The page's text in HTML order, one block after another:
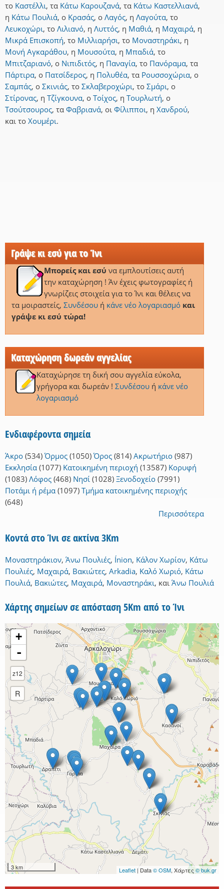
το Καστέλλι, τα Κάτω Καρουζανά, τα Κάτω Καστελλιανά,
η Κάτω Πουλιά, ο Κρασάς, ο Λαγός, η Λαγούτα, το
Λευκοχώρι, το Λιλιανό, η Λυττός, η Μαθιά, η Μαχαιρά, η
Μικρά Επισκοπή, το Μιλλιαρήσι, το Μοναστηράκι, η
Μονή Αγκαράθου, η Μουσούτα, η Μπαδιά, το
Μπιτζαριανό, ο Νιπιδιτός, η Παναγία, το Πανόραμα, τα
Πάρτιρα, ο Πατσίδερος, η Πολυθέα, τα Ρουσσοχώρια, ο
Σαμπάς, ο Σκινιάς, το Σκλαβεροχώρι, το Σμάρι, ο
Στίρονας, η Τζίγκουνα, ο Τοίχος, η Τουρλωτή, ο
Τσούτσουρος, τα Φαβριανά, οι Φίλιπποι, η Χανδρού,
και το Χουμέρι.
Γράψε κι εσύ για το Ίνι
Μπορείς και εσύ να εμπλουτίσεις αυτή
την καταχώρηση ! Άν έχεις φωτογραφίες ή
γνωρίζεις στοιχεία για το Ίνι και θέλεις να
τα μοιραστείς, Συνδέσουή κάνε νέο λογαριασμό και
γράψε κι εσύ τώρα!
Καταχώρηση δωρεάν αγγελίας
Καταχώρησε τη δική σου αγγελία εύκολα,
γρήγορα και δωρεάν ! Συνδέσουή κάνε νέο
λογαριασμό
Ενδιαφέροντα σημεία
Άκρο (534) Όρμος (1050) Όρος (814) Ακρωτήριο (987)
Εκκλησία (1077) Κατοικημένη περιοχή (13587) Κορυφή
(1083) Λόφος (468) Νησί (1028) Ξενοδοχείο (7991)
Ποτάμι ή ρέμα (1097) Τμήμα κατοικημένης περιοχής
(648)
Περισσότερα
Κοντά στο Ίνι σε ακτίνα 3Km
Μοναστηράκιον, Άνω Πουλιές, Ínion, Κάλον Χωρίον, Κάτω
Πουλιές, Μαχαιρά, Βακιώτες, Arkadia, Καλό Χωριό, Κάτω
Πουλιά, Βακιώτες, Μαχαιρά, Μοναστηράκι, και Άνω Πουλιά
Χάρτης σημείων σε απόσταση 5Km από το Ίνι
+
-
z12
R
3 km Leaflet | Data© OSM, Χάρτες© buk.gr